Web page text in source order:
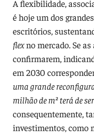
A flexibilidade,
é hoje um dos
escritórios,
flexno mercado. Se
confirmarem,
em 2030
uma grande
milhão de m² terá de
consequentemente,
investimentos, como